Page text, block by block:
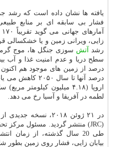
یافته ها نشان داده است كه رشد
فشار بی سابقه ای بر منابع
زایی، ویرانی زمین و یا خشكسالی
رشد آتش سوزی جنگل ها، موج
درصد آنها تا سال
اروپا (۴.۱۸ میلیون كیلومتر
لطمه در آفریقا و آسیا رخ می دهد.
در ۲۱ ژوئن ۲۰۱۸،
طی 20 سال گذشته، از زمان
بیابان زایی، فشار روی زمین بطور